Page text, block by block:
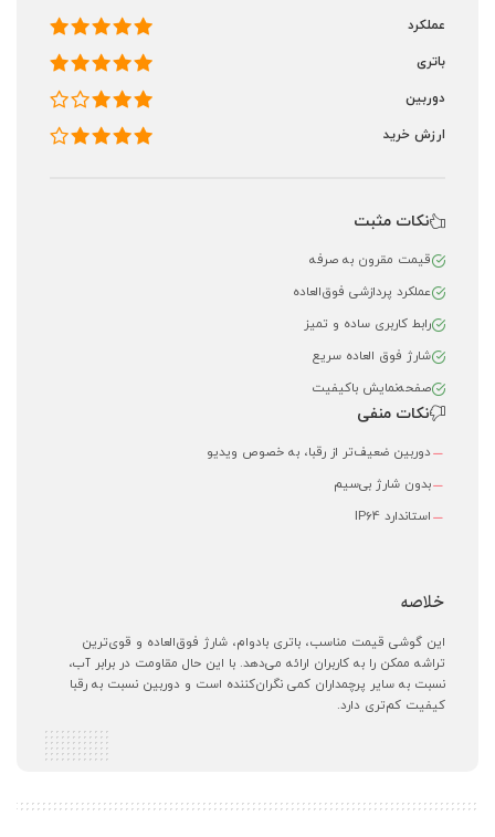
عملکرد
باتری
دوربین
ارزش خرید
نکات مثبت
قیمت مقرون به صرفه
عملکرد پردازشی فوق‌العاده
رابط کاربری ساده و تمیز
شارژ فوق العاده سریع
صفحه‌نمایش باکیفیت
نکات منفی
دوربین ضعیف‌تر از رقبا، به خصوص ویدیو
بدون شارژ بی‌سیم
استاندارد IP64
خلاصه
این گوشی قیمت مناسب، باتری بادوام، شارژ‌ فوق‌العاده و قوی‌ترین
تراشه ممکن را به کاربران ارائه می‌دهد. با این حال مقاومت در برابر آب،
نسبت به سایر پرچمداران کمی نگران‌کننده است و دوربین نسبت به رقبا
کیفیت کم‌تری دارد.